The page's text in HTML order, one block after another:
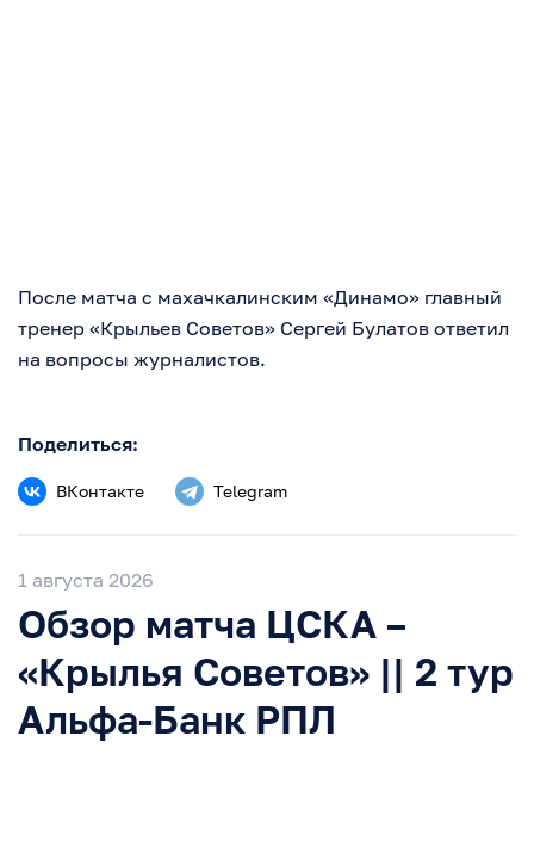
После матча с махачкалинским «Динамо» главный
тренер «Крыльев Советов» Сергей Булатов ответил
на вопросы журналистов.
Поделиться:
ВКонтакте Telegram
1 августа 2026
Обзор матча ЦСКА –
«Крылья Советов» || 2 тур
Альфа-Банк РПЛ